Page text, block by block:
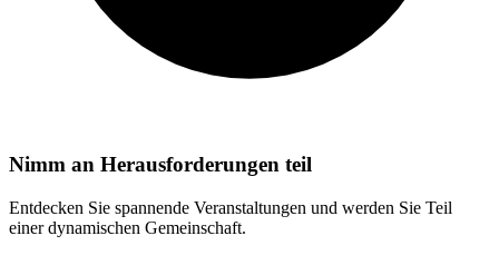
Nimm an Herausforderungen teil
Entdecken Sie spannende Veranstaltungen und werden Sie Teil
einer dynamischen Gemeinschaft.